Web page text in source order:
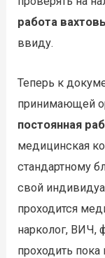
работа
ввиду.
Теперь к
принимающей
постоянная
медицинская
стандартному
свой
проходится
нарколог, ВИЧ,
проходить